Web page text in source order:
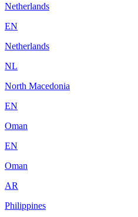
Netherlands
EN
Netherlands
NL
North Macedonia
EN
Oman
EN
Oman
AR
Philippines